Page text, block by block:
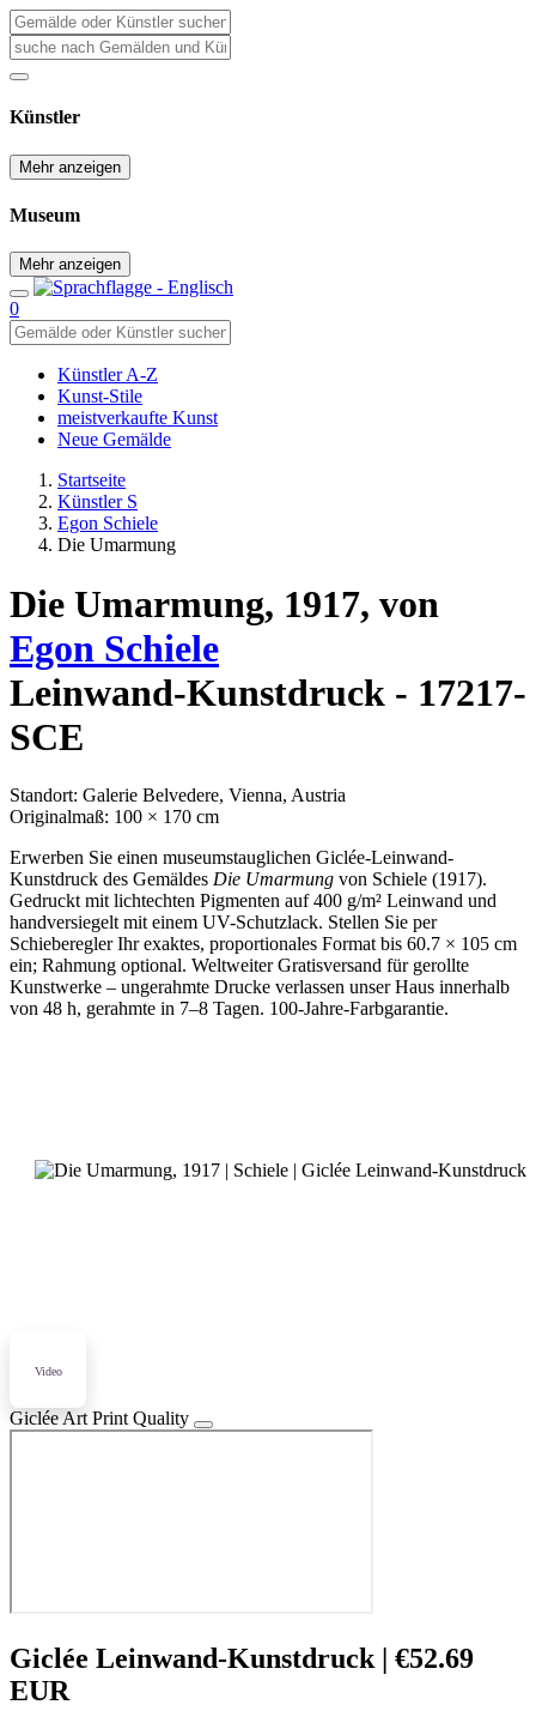
Künstler
Mehr anzeigen
Museum
Mehr anzeigen
0
Künstler A-Z
Kunst-Stile
meistverkaufte Kunst
Neue Gemälde
Startseite
Künstler S
Egon Schiele
Die Umarmung
Die Umarmung, 1917, von
Egon Schiele
Leinwand-Kunstdruck - 17217-
SCE
Standort: Galerie Belvedere, Vienna, Austria
Originalmaß: 100 × 170 cm
Erwerben Sie einen museumstauglichen Giclée-Leinwand-
Kunstdruck des Gemäldes Die Umarmung von Schiele (1917).
Gedruckt mit lichtechten Pigmenten auf 400 g/m² Leinwand und
handversiegelt mit einem UV-Schutzlack. Stellen Sie per
Schieberegler Ihr exaktes, proportionales Format bis 60.7 × 105 cm
ein; Rahmung optional. Weltweiter Gratisversand für gerollte
Kunstwerke – ungerahmte Drucke verlassen unser Haus innerhalb
von 48 h, gerahmte in 7–8 Tagen. 100-Jahre-Farbgarantie.
Video
Giclée Art Print Quality
Giclée Leinwand-Kunstdruck | €52.69
EUR